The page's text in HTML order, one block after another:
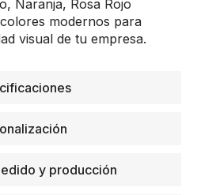
y producción
Naranja, Rosa Rojo
modernos para
visual de tu empresa.